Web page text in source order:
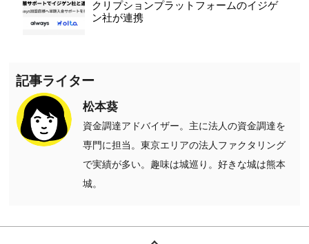
クリプションプラットフォームのイジゲ
ン社が連携
記事ライター
松本葵
資金調達アドバイザー。主に法人の資金調達を
専門に担当。東京エリアの法人ファクタリング
で実績が多い。趣味は城巡り。好きな城は熊本
城。